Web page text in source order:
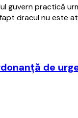
guvern practică
dracul nu este
de